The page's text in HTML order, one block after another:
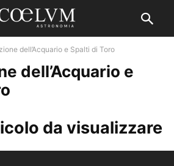
dell’Acquario e Spalti di Toro
dell’Acquario e
da visualizzare